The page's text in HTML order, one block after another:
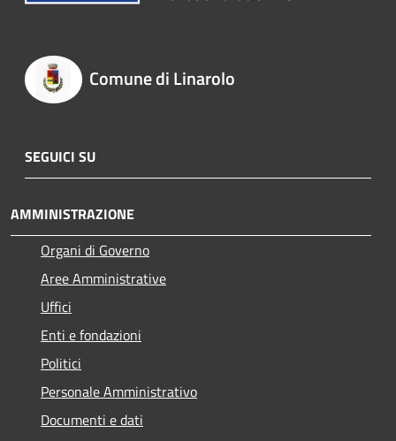
Comune di Linarolo
SEGUICI SU
AMMINISTRAZIONE
Organi di Governo
Aree Amministrative
Uffici
Enti e fondazioni
Politici
Personale Amministrativo
Documenti e dati